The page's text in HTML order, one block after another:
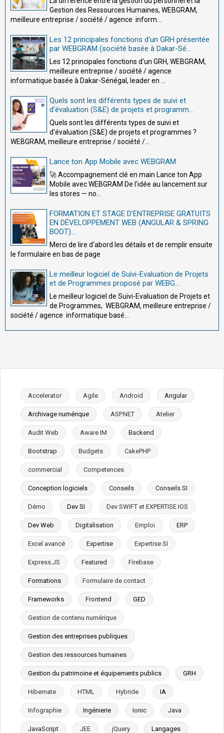
Gestion des Ressources Humaines, WEBGRAM,
meilleure entreprise / société / agence inform...
Les 12 principales fonctions d'un GRH présentée
par WEBGRAM (société basée à Dakar-Sé...
Les 12 principales fonctions d'un GRH, WEBGRAM,
meilleure entreprise / société / agence
informatique basée à Dakar-Sénégal, leader en ...
Quels sont les différents types de suivi et
d'évaluation (S&E) de projets et programm...
Quels sont les différents types de suivi et
d'évaluation (S&E) de projets et programmes ?
WEBGRAM, meilleure entreprise / société /...
Lance ton App Mobile avec WEBGRAM
🚀 Accompagnement clé en main Lance ton App
Mobile avec WEBGRAM De l'idée au lancement sur
les stores — no...
FORMATION ET STAGE D’ENTREPRISE GRATUITS
EN DÉVELOPPEMENT WEB (ANGULAR & SPRING
BOOT)...
Merci de lire d'abord les détails et de remplir ensuite
le formulaire en bas de page
Le meilleur logiciel de Suivi-Evaluation de Projets
et de Programmes proposé par WEBG...
Le meilleur logiciel de Suivi-Evaluation de Projets et
de Programmes, WEBGRAM, meilleure entreprise /
société / agence informatique basé...
Accelerator Agile Android Angular
Archivage numérique ASP.NET Atelier
Audit Web Aware IM Backend
Bootstrap Budgets CakePHP
commercial Competences
Conception logiciels Conseils Conseils SI
Démo Dev SI Dev SWIFT et EXPERTISE IOS
Dev Web Digitalisation Emploi ERP
Excel avancé Expertise Expertise SI
Express.JS Featured Firebase
Formations Formulaire de contact
Frameworks Frontend GED
Gestion de contenu numérique
Gestion des entreprises publiques
Gestion des ressources humaines
Gestion du patrimoine et équipements publics GRH
Hibernate HTML Hybride IA
Infographie Ingénierie Ionic Java
JavaScript JEE jQuery Langages